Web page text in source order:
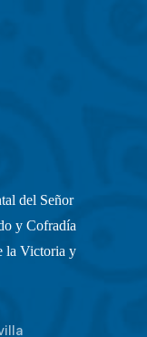
del Señor
y Cofradía
la Victoria y